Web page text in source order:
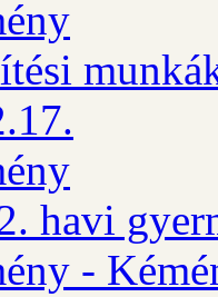
havi
-